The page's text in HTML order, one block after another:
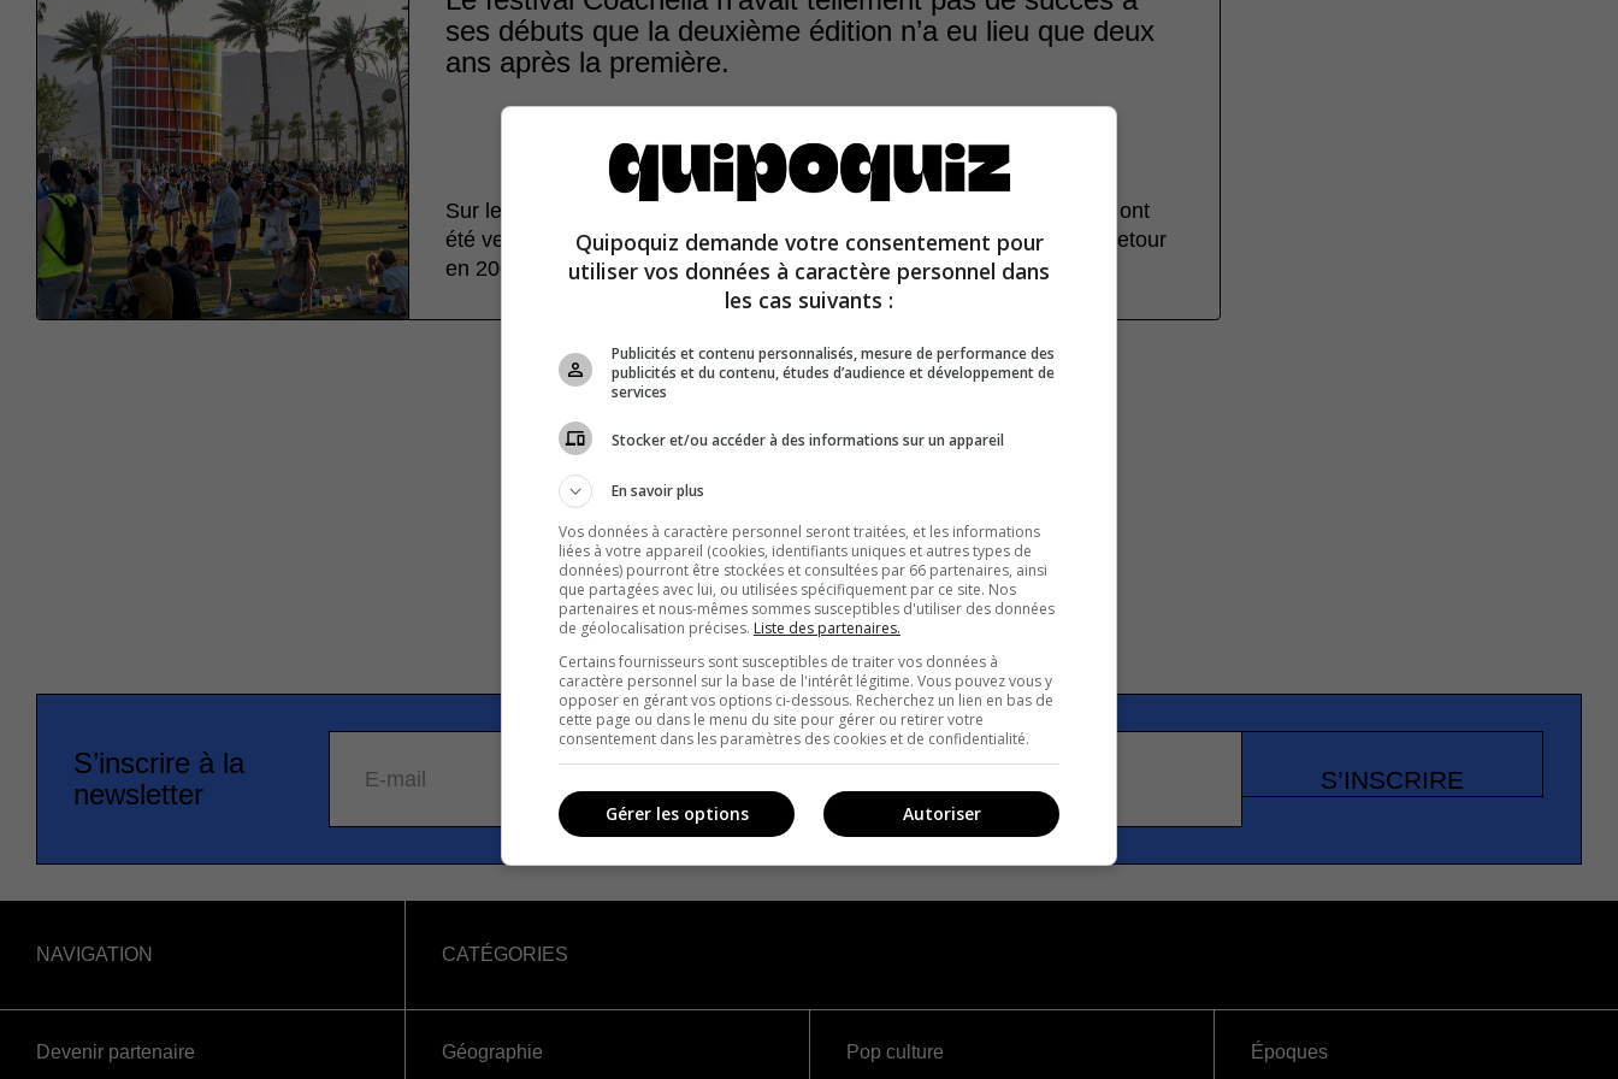
ses débuts que la deuxième édition n’a eu lieu que deux
ans après la première.
Sur les 70 000 places de la première édition, seulement 37 000 billets ont
été vendu. L’année suivante, l’événement a été annulé, mais était de retour
en 2001.
S’inscrire à la
newsletter
E-mail S’INSCRIRE
NAVIGATION
Devenir partenaire
CATÉGORIES
Géographie
Pop culture
Époques
Quipoquiz demande votre consentement pour
utiliser vos données à caractère personnel dans
les cas suivants :
Publicités et contenu personnalisés, mesure de performance des
publicités et du contenu, études d’audience et développement de
services
Stocker et/ou accéder à des informations sur un appareil
En savoir plus
Vos données à caractère personnel seront traitées, et les informations
liées à votre appareil (cookies, identifiants uniques et autres types de
données) pourront être stockées et consultées par 66 partenaires, ainsi
que partagées avec lui, ou utilisées spécifiquement par ce site. Nos
partenaires et nous-mêmes sommes susceptibles d'utiliser des données
de géolocalisation précises. Liste des partenaires.
Certains fournisseurs sont susceptibles de traiter vos données à
caractère personnel sur la base de l'intérêt légitime. Vous pouvez vous y
opposer en gérant vos options ci-dessous. Recherchez un lien en bas de
cette page ou dans le menu du site pour gérer ou retirer votre
consentement dans les paramètres des cookies et de confidentialité.
Autoriser
Gérer les options